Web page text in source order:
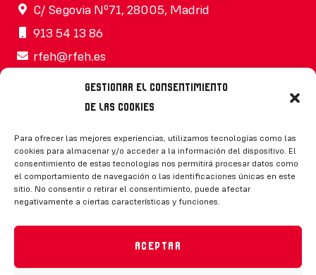
Gestionar el consentimiento
de las cookies
Para ofrecer las mejores experiencias, utilizamos tecnologías como las
cookies para almacenar y/o acceder a la información del dispositivo. El
consentimiento de estas tecnologías nos permitirá procesar datos como
el comportamiento de navegación o las identificaciones únicas en este
sitio. No consentir o retirar el consentimiento, puede afectar
negativamente a ciertas características y funciones.
Aceptar
C/ Segovia Nº71, 28005, Madrid
913 54 13 86
rfeh@rfeh.es
Síguenos